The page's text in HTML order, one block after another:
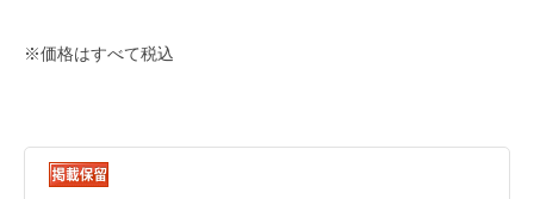
※価格はすべて税込